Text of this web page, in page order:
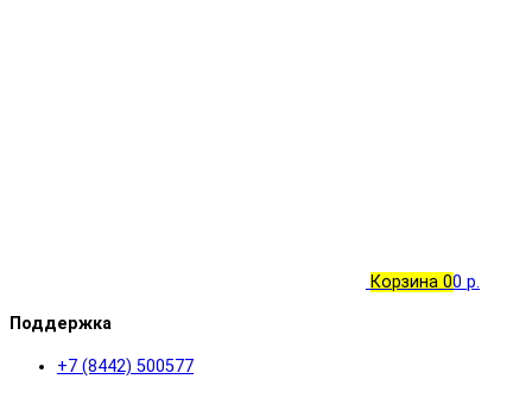
Корзина 00 р.
Поддержка
+7 (8442) 500577